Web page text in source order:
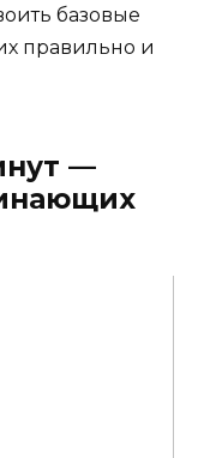
базовые
правильно и
—